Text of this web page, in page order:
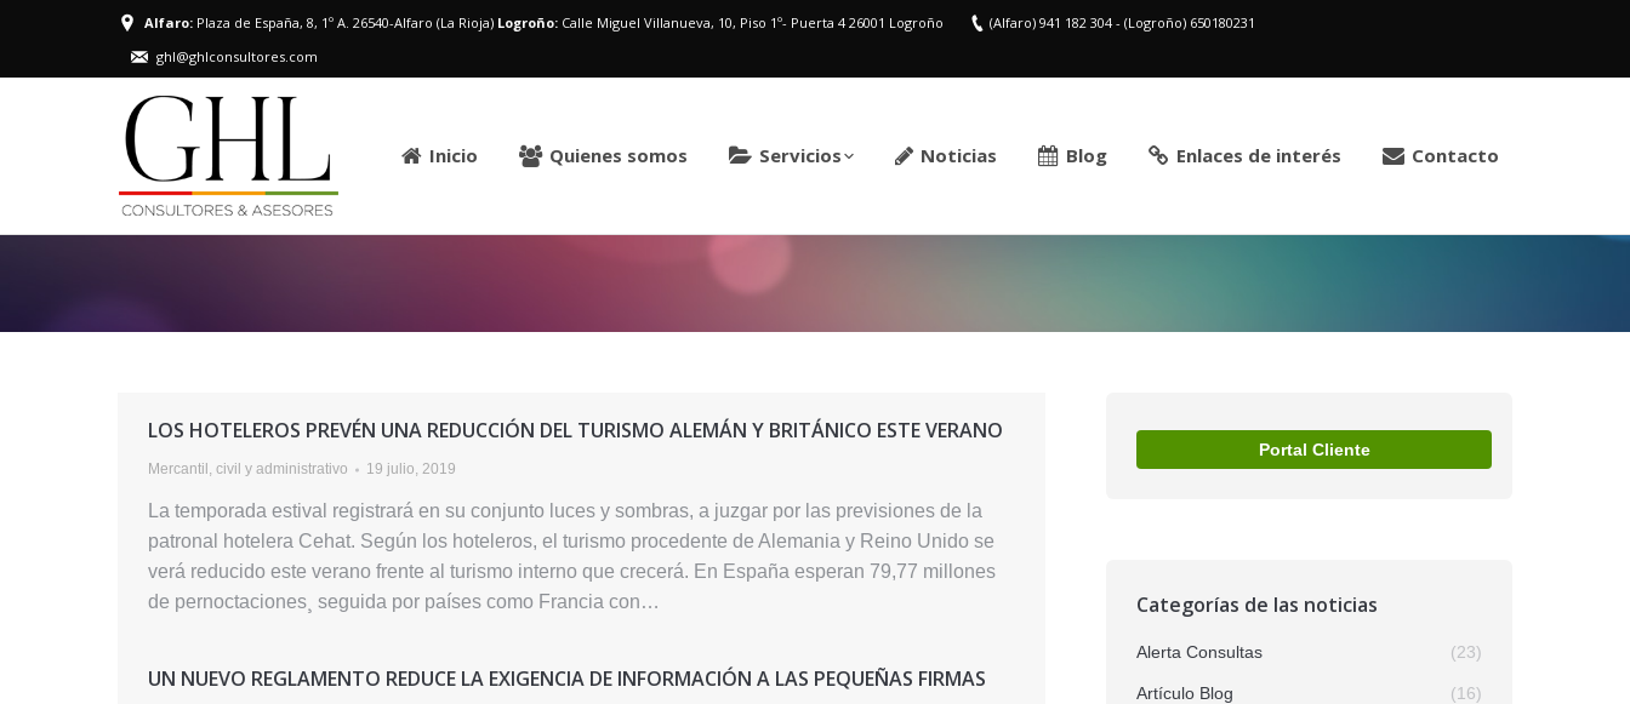
Alfaro: Plaza de España, 8, 1º A. 26540-Alfaro (La Rioja) Logroño: Calle Miguel Villanueva, 10, Piso 1º- Puerta 4 26001 Logroño
(Alfaro) 941 182 304 - (Logroño) 650180231
ghl@ghlconsultores.com
Inicio Quienes somos Servicios Noticias Blog Enlaces de interés Contacto
LOS HOTELEROS PREVÉN UNA REDUCCIÓN DEL TURISMO ALEMÁN Y BRITÁNICO ESTE VERANO
Mercantil, civil y administrativo 19 julio, 2019
La temporada estival registrará en su conjunto luces y sombras, a juzgar por las previsiones de la
patronal hotelera Cehat. Según los hoteleros, el turismo procedente de Alemania y Reino Unido se
verá reducido este verano frente al turismo interno que crecerá. En España esperan 79,77 millones
de pernoctaciones¸ seguida por países como Francia con…
UN NUEVO REGLAMENTO REDUCE LA EXIGENCIA DE INFORMACIÓN A LAS PEQUEÑAS FIRMAS
Portal Cliente
Categorías de las noticias
Alerta Consultas (23)
Artículo Blog (16)